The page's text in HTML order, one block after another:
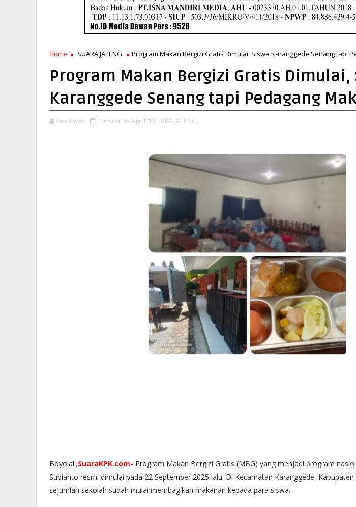
Home SUARA JATENG Program Makan Bergizi Gratis Dimulai, Siswa Karanggede Senang tapi
Program Makan Bergizi Gratis Dimulai,
Karanggede Senang tapi Pedagang
Gunawan 10 months ago SUARA JATENG,
Boyolali,SuaraKPK.com- Program Makan Bergizi Gratis (MBG) yang menjadi program
Subianto resmi dimulai pada 22 September 2025 lalu. Di Kecamatan Karanggede,
sejumlah sekolah sudah mulai membagikan makanan kepada para siswa.